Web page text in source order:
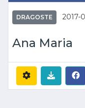
DRAGOSTE 2017-
Ana Maria